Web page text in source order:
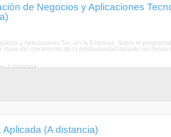
de Negocios y Aplicaciones
y Aplicaciones Tec. en la Empresa. Sobre el
clave del crecimiento de la productividad durante las ltimas
a distancia
(A distancia)